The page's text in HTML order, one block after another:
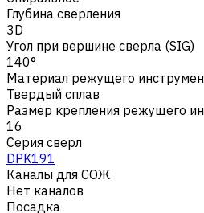
Глубина сверления
3D
Угол при вершине сверла (SIG)
140°
Материал режущего
Твердый сплав
Размер крепления режущего
16
Серия сверл
DPK191
Каналы для СОЖ
Нет каналов
Посадка